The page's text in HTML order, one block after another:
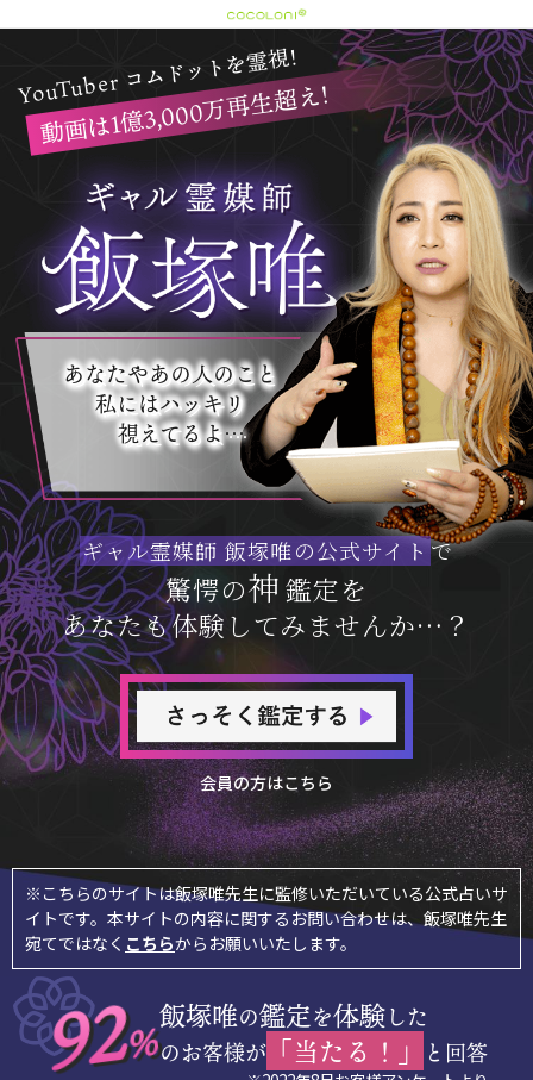
YouTuberコムドットを霊視!
動画は1億3,000万再生超え!
あなたやあの人のこと
私にはハッキリ
視えてるよ…
ギャル霊媒師 飯塚唯の公式サイトで
驚愕の神鑑定を
あなたも体験してみませんか…？
会員の方はこちら
※こちらのサイトは飯塚唯先生に監修いただいている公式占いサ
イトです。本サイトの内容に関するお問い合わせは、飯塚唯先生
宛てではなく こちらからお願いいたします。
92%飯塚唯の鑑定を体験した
のお客様が「当たる！」 と回答